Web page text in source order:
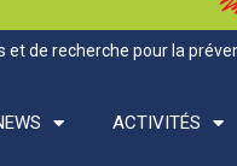
et de recherche pour la
ACTIVITÉS